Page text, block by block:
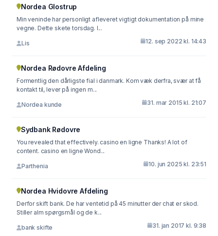
Nordea Glostrup
Min veninde har personligt afleveret vigtigt dokumentation på mine
vegne. Dette skete torsdag. I...
Lis 12. sep 2022 kl. 14:43
Nordea Rødovre Afdeling
Formentlig den dårligste fial i danmark. Kom væk derfra, svær at få
kontakt til, lever på ingen m...
Nordea kunde 31. mar 2015 kl. 21:07
Sydbank Rødovre
You revealed that effectively. casino en ligne Thanks! A lot of
content. casino en ligne Wond...
Parthenia 10. jun 2025 kl. 23:51
Nordea Hvidovre Afdeling
Derfor skift bank. De har ventetid på 45 minutter der chat er skod.
Stiller alm spørgsmål og de k...
bank skifte 31. jan 2017 kl. 9:38